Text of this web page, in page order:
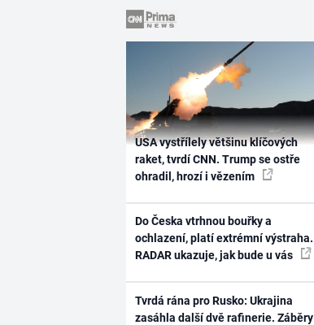
USA vystřílely většinu klíčových
raket, tvrdí CNN. Trump se ostře
ohradil, hrozí i vězením
Do Česka vtrhnou bouřky a
ochlazení, platí extrémní výstraha.
RADAR ukazuje, jak bude u vás
Tvrdá rána pro Rusko: Ukrajina
zasáhla další dvě rafinerie. Záběry